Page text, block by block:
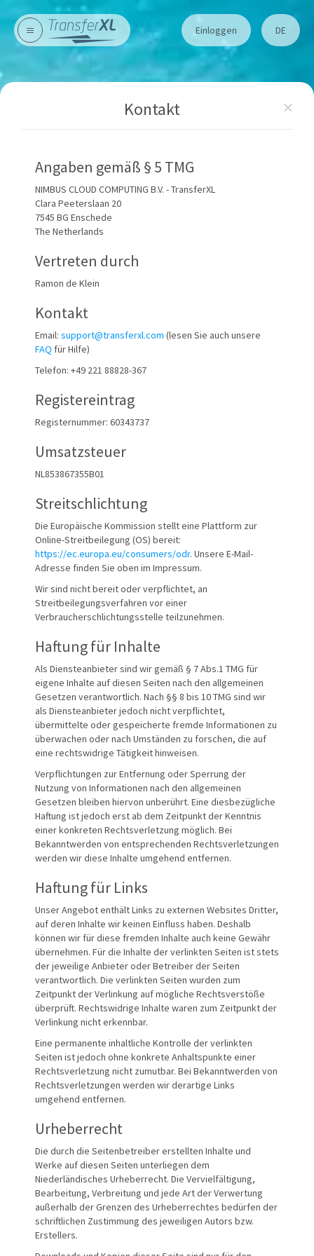
DE
Einloggen
×
Kontakt
Angaben gemäß § 5 TMG
NIMBUS CLOUD COMPUTING B.V. - TransferXL
Clara Peeterslaan 20
7545 BG Enschede
The Netherlands
Vertreten durch
Ramon de Klein
Kontakt
Email: support@transferxl.com (lesen Sie auch unsere
FAQ für Hilfe)
Telefon: +49 221 88828-367
Registereintrag
Registernummer: 60343737
Umsatzsteuer
NL853867355B01
Streitschlichtung
Die Europäische Kommission stellt eine Plattform zur
Online-Streitbeilegung (OS) bereit:
https://ec.europa.eu/consumers/odr. Unsere E-Mail-
Adresse finden Sie oben im Impressum.
Wir sind nicht bereit oder verpflichtet, an
Streitbeilegungsverfahren vor einer
Verbraucherschlichtungsstelle teilzunehmen.
Haftung für Inhalte
Als Diensteanbieter sind wir gemäß § 7 Abs.1 TMG für
eigene Inhalte auf diesen Seiten nach den allgemeinen
Gesetzen verantwortlich. Nach §§ 8 bis 10 TMG sind wir
als Diensteanbieter jedoch nicht verpflichtet,
übermittelte oder gespeicherte fremde Informationen zu
überwachen oder nach Umständen zu forschen, die auf
eine rechtswidrige Tätigkeit hinweisen.
Verpflichtungen zur Entfernung oder Sperrung der
Nutzung von Informationen nach den allgemeinen
Gesetzen bleiben hiervon unberührt. Eine diesbezügliche
Haftung ist jedoch erst ab dem Zeitpunkt der Kenntnis
einer konkreten Rechtsverletzung möglich. Bei
Bekanntwerden von entsprechenden Rechtsverletzungen
werden wir diese Inhalte umgehend entfernen.
Haftung für Links
Unser Angebot enthält Links zu externen Websites Dritter,
auf deren Inhalte wir keinen Einfluss haben. Deshalb
können wir für diese fremden Inhalte auch keine Gewähr
übernehmen. Für die Inhalte der verlinkten Seiten ist stets
der jeweilige Anbieter oder Betreiber der Seiten
verantwortlich. Die verlinkten Seiten wurden zum
Zeitpunkt der Verlinkung auf mögliche Rechtsverstöße
überprüft. Rechtswidrige Inhalte waren zum Zeitpunkt der
Verlinkung nicht erkennbar.
Eine permanente inhaltliche Kontrolle der verlinkten
Seiten ist jedoch ohne konkrete Anhaltspunkte einer
Rechtsverletzung nicht zumutbar. Bei Bekanntwerden von
Rechtsverletzungen werden wir derartige Links
umgehend entfernen.
Urheberrecht
Die durch die Seitenbetreiber erstellten Inhalte und
Werke auf diesen Seiten unterliegen dem
Niederländisches Urheberrecht. Die Vervielfältigung,
Bearbeitung, Verbreitung und jede Art der Verwertung
außerhalb der Grenzen des Urheberrechtes bedürfen der
schriftlichen Zustimmung des jeweiligen Autors bzw.
Erstellers.